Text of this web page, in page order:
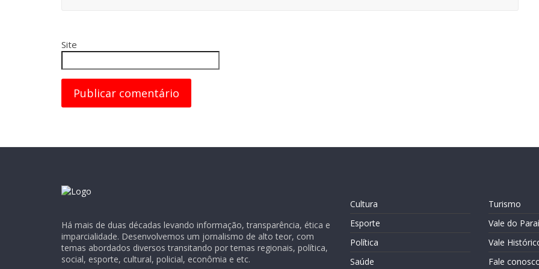
Site
Há mais de duas décadas levando informação, transparência, ética e
imparcialidade. Desenvolvemos um jornalismo de alto teor, com
temas abordados diversos transitando por temas regionais, política,
social, esporte, cultural, policial, econômia e etc.
Cultura
Esporte
Política
Saúde
Turismo
Vale do
Vale
Fale